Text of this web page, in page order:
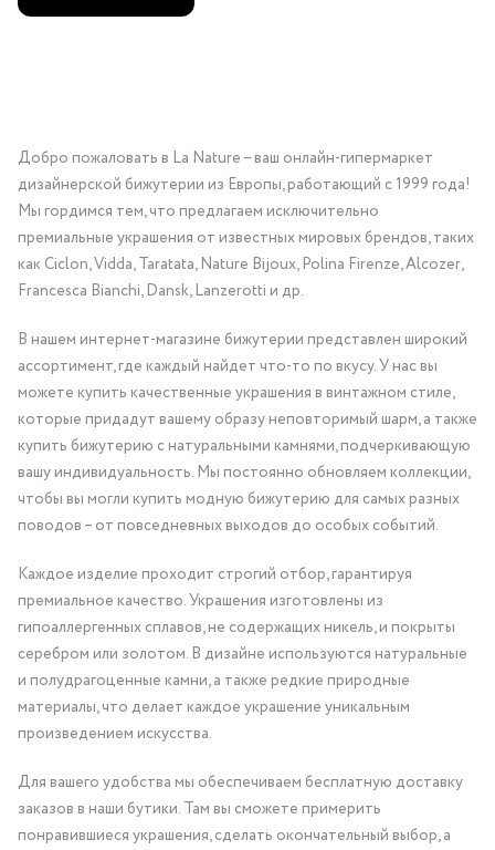
Добро пожаловать в La Nature – ваш онлайн-гипермаркет
дизайнерской бижутерии из Европы, работающий с 1999 года!
Мы гордимся тем, что предлагаем исключительно
премиальные украшения от известных мировых брендов, таких
как Ciclon, Vidda, Taratata, Nature Bijoux, Polina Firenze, Alcozer,
Francesca Bianchi, Dansk, Lanzerotti и др.
В нашем интернет-магазине бижутерии представлен широкий
ассортимент, где каждый найдет что-то по вкусу. У нас вы
можете купить качественные украшения в винтажном стиле,
которые придадут вашему образу неповторимый шарм, а также
купить бижутерию с натуральными камнями, подчеркивающую
вашу индивидуальность. Мы постоянно обновляем коллекции,
чтобы вы могли купить модную бижутерию для самых разных
поводов – от повседневных выходов до особых событий.
Каждое изделие проходит строгий отбор, гарантируя
премиальное качество. Украшения изготовлены из
гипоаллергенных сплавов, не содержащих никель, и покрыты
серебром или золотом. В дизайне используются натуральные
и полудрагоценные камни, а также редкие природные
материалы, что делает каждое украшение уникальным
произведением искусства.
Для вашего удобства мы обеспечиваем бесплатную доставку
заказов в наши бутики. Там вы сможете примерить
понравившиеся украшения, сделать окончательный выбор, а